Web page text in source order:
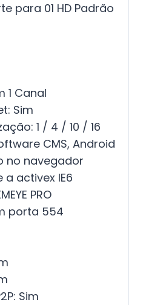
para 01 HD Padrão
1 Canal
Sim
1 / 4 / 10 / 16
CMS, Android
no navegador
activex IE6
PRO
porta 554
Sim